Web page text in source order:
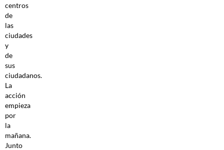
centros
de
las
ciudades
y
de
sus
ciudadanos.
La
acción
empieza
por
la
mañana.
Junto